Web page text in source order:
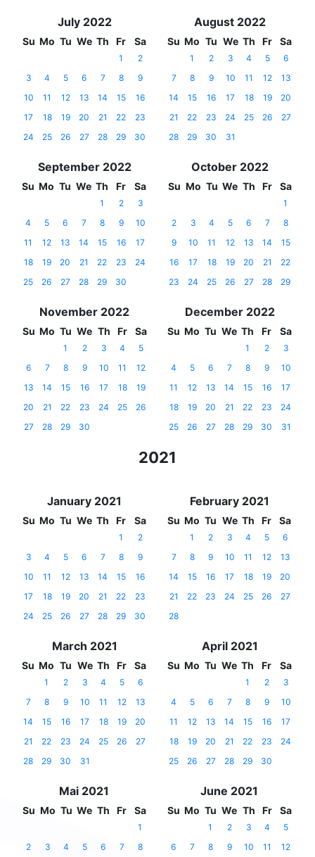
July 2022
Su Mo Tu We Th Fr Sa
1
2
3
4 5 6 7 8
9
10
11 12 13 14 15
16
17
18 19 20 21 22
23
24
25 26 27 28 29 30
August 2022
Su Mo Tu We Th Fr Sa
1 2 3 4 5
6
7
8 9 10 11 12
13
14
15 16 17 18 19
20
21
22 23 24 25 26
27
28
29 30 31
September 2022
Su Mo Tu We Th Fr Sa
1 2
3
4
5 6 7 8 9
10
11
12 13 14 15 16
17
18
19 20 21 22 23
24
25
26 27 28 29 30
October 2022
Su Mo Tu We Th Fr Sa
1
2
3 4 5 6 7
8
9
10 11 12 13 14
15
16
17 18 19 20 21
22
23
24 25 26 27 28 29
November 2022
Su Mo Tu We Th Fr Sa
1 2 3 4
5
6
7 8 9 10 11
12
13
14 15 16 17 18
19
20
21 22 23 24 25
26
27
28 29 30
December 2022
Su Mo Tu We Th Fr Sa
1 2
3
4
5 6 7 8 9
10
11
12 13 14 15 16
17
18
19 20 21 22 23
24
25
26 27 28 29 30 31
2021
January 2021
Su Mo Tu We Th Fr Sa
1
2
3
4 5 6 7 8
9
10
11 12 13 14 15
16
17
18 19 20 21 22
23
24
25 26 27 28 29 30
February 2021
Su Mo Tu We Th Fr Sa
1 2 3 4 5
6
7
8 9 10 11 12
13
14
15 16 17 18 19
20
21
22 23 24 25 26
27
28
March 2021
Su Mo Tu We Th Fr Sa
1 2 3 4 5
6
7
8 9 10 11 12
13
14
15 16 17 18 19
20
21
22 23 24 25 26
27
28
29 30 31
April 2021
Su Mo Tu We Th Fr Sa
1 2
3
4
5 6 7 8 9
10
11
12 13 14 15 16
17
18
19 20 21 22 23
24
25
26 27 28 29 30
Mai 2021
Su Mo Tu We Th Fr Sa
1
2
3 4 5 6 7 8
June 2021
Su Mo Tu We Th Fr Sa
1 2 3 4
5
6
7 8 9 10 11 12